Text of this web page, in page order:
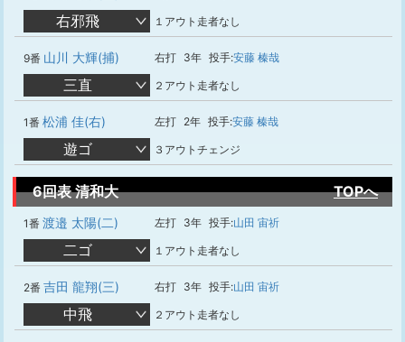
右邪飛 １アウト走者なし
9番 山川 大輝(捕) 右打 3年 投手:安藤 榛哉
三直 ２アウト走者なし
1番 松浦 佳(右) 左打 2年 投手:安藤 榛哉
遊ゴ ３アウトチェンジ
6回表 清和大 TOPへ
1番 渡邉 太陽(二) 左打 3年 投手:山田 宙祈
二ゴ １アウト走者なし
2番 吉田 龍翔(三) 右打 3年 投手:山田 宙祈
中飛 ２アウト走者なし